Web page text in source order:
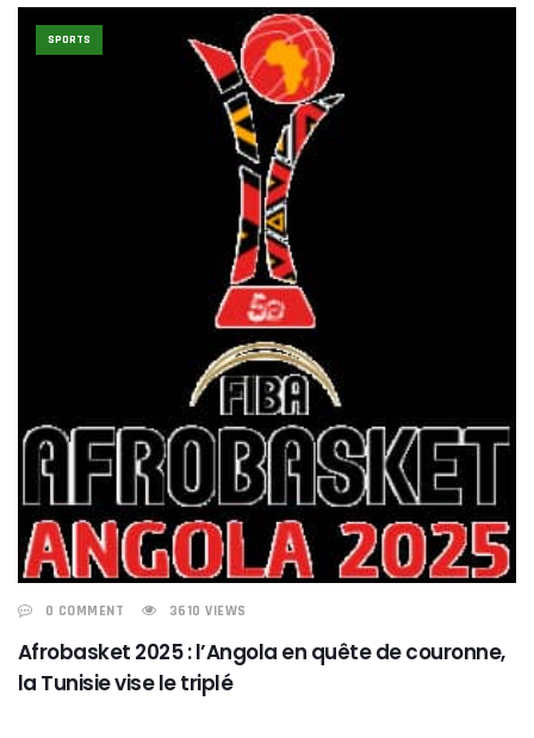
SPORTS
0 COMMENT 3610 VIEWS
Afrobasket 2025 : l’Angola en quête de couronne,
la Tunisie vise le triplé